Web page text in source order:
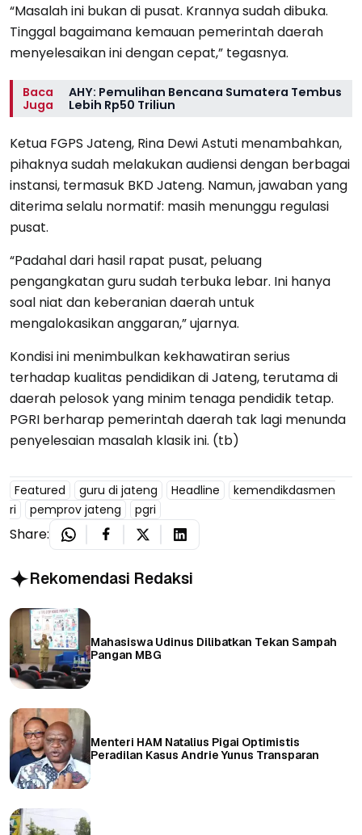
“Masalah ini bukan di pusat. Krannya sudah dibuka.
Tinggal bagaimana kemauan pemerintah daerah
menyelesaikan ini dengan cepat,” tegasnya.
Baca
Juga
AHY: Pemulihan Bencana Sumatera Tembus
Lebih Rp50 Triliun
Ketua FGPS Jateng, Rina Dewi Astuti menambahkan,
pihaknya sudah melakukan audiensi dengan berbagai
instansi, termasuk BKD Jateng. Namun, jawaban yang
diterima selalu normatif: masih menunggu regulasi
pusat.
“Padahal dari hasil rapat pusat, peluang
pengangkatan guru sudah terbuka lebar. Ini hanya
soal niat dan keberanian daerah untuk
mengalokasikan anggaran,” ujarnya.
Kondisi ini menimbulkan kekhawatiran serius
terhadap kualitas pendidikan di Jateng, terutama di
daerah pelosok yang minim tenaga pendidik tetap.
PGRI berharap pemerintah daerah tak lagi menunda
penyelesaian masalah klasik ini. (tb)
Featured guru di jateng Headline
kemendikdasmen
ri
pemprov jateng pgri
Share:
Rekomendasi Redaksi
Mahasiswa Udinus Dilibatkan Tekan Sampah
Pangan MBG
Menteri HAM Natalius Pigai Optimistis
Peradilan Kasus Andrie Yunus Transparan